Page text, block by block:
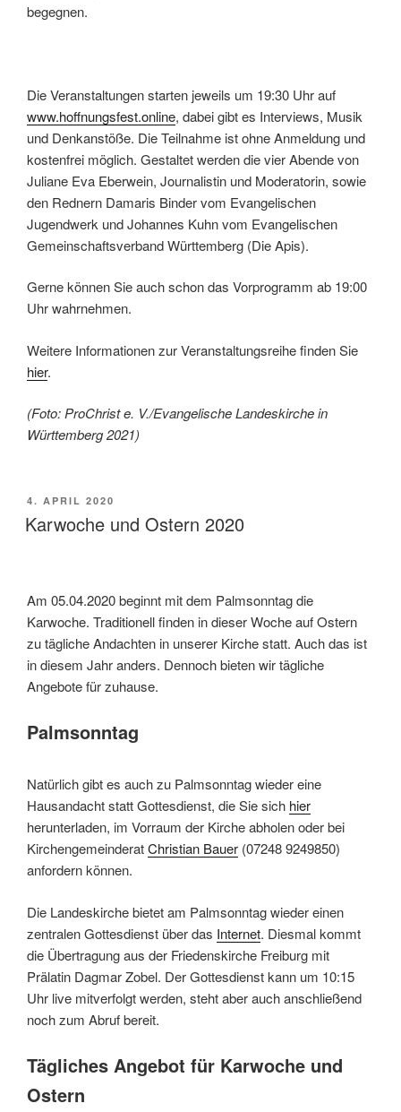
begegnen.
Die Veranstaltungen starten jeweils um 19:30 Uhr auf
www.hoffnungsfest.online, dabei gibt es Interviews, Musik
und Denkanstöße. Die Teilnahme ist ohne Anmeldung und
kostenfrei möglich. Gestaltet werden die vier Abende von
Juliane Eva Eberwein, Journalistin und Moderatorin, sowie
den Rednern Damaris Binder vom Evangelischen
Jugendwerk und Johannes Kuhn vom Evangelischen
Gemeinschaftsverband Württemberg (Die Apis).
Gerne können Sie auch schon das Vorprogramm ab 19:00
Uhr wahrnehmen.
Weitere Informationen zur Veranstaltungsreihe finden Sie
hier.
(Foto: ProChrist e. V./Evangelische Landeskirche in
Württemberg 2021)
VERÖFFENTLICHT
AM
4. APRIL 2020
Karwoche und Ostern 2020
Am 05.04.2020 beginnt mit dem Palmsonntag die
Karwoche. Traditionell finden in dieser Woche auf Ostern
zu tägliche Andachten in unserer Kirche statt. Auch das ist
in diesem Jahr anders. Dennoch bieten wir tägliche
Angebote für zuhause.
Palmsonntag
Natürlich gibt es auch zu Palmsonntag wieder eine
Hausandacht statt Gottesdienst, die Sie sich hier
herunterladen, im Vorraum der Kirche abholen oder bei
KirchengemeinderatChristian Bauer (07248 9249850)
anfordern können.
Die Landeskirche bietet am Palmsonntag wieder einen
zentralen Gottesdienst über das Internet. Diesmal kommt
die Übertragung aus der Friedenskirche Freiburg mit
Prälatin Dagmar Zobel. Der Gottesdienst kann um 10:15
Uhr live mitverfolgt werden, steht aber auch anschließend
noch zum Abruf bereit.
Tägliches Angebot für Karwoche und
Ostern